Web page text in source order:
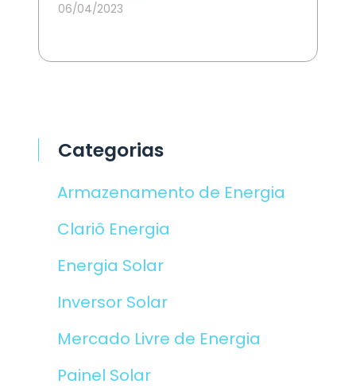
06/04/2023
Categorias
Armazenamento de Energia
Clariô Energia
Energia Solar
Inversor Solar
Mercado Livre de Energia
Painel Solar